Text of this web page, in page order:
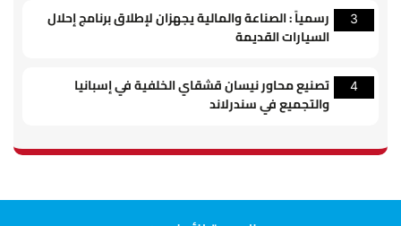
3
رسمياً : الصناعة والمالية يجهزان لإطلاق برنامج إحلال
السيارات القديمة
4
تصنيع محاور نيسان قشقاي الخلفية في إسبانيا
والتجميع في سندرلاند